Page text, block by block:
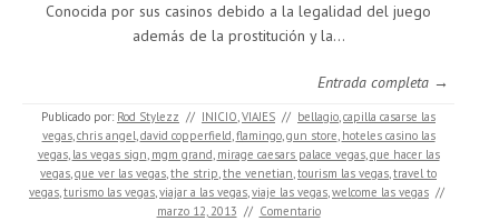
Conocida por sus casinos debido a la legalidad del juego
además de la prostitución y la…
Entrada completa →
Publicado por: Rod Stylezz // INICIO,VIAJES // bellagio,capilla casarse las
vegas,chris angel,david copperfield,flamingo,gun store, hoteles casino las
vegas, las vegas sign, mgm grand, mirage caesars palace vegas,que hacer las
vegas,que ver las vegas,the strip,the venetian,tourism las vegas,travel to
vegas,turismo las vegas,viajar a las vegas,viaje las vegas,welcome las vegas //
marzo 12, 2013 // Comentario